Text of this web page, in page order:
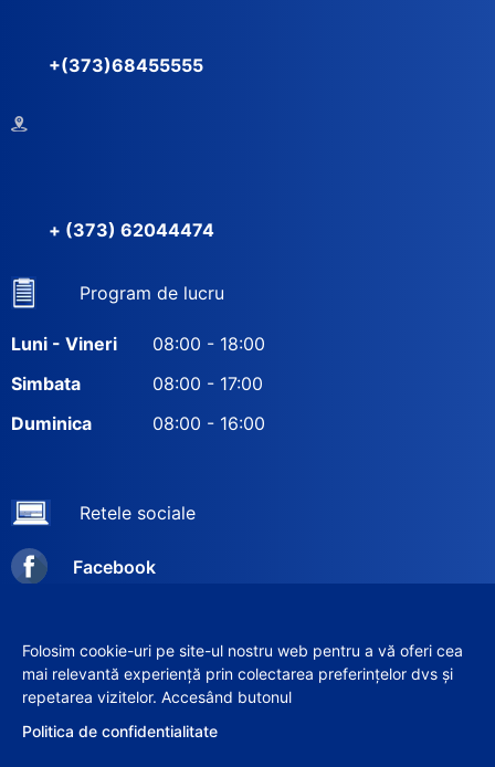
+(373)68455555
+ (373) 62044474
Program de lucru
Luni - Vineri
08:00 - 18:00
Simbata
08:00 - 17:00
Duminica
08:00 - 16:00
Retele sociale
Facebook
© 2012–2026 SRL «VERIX-GRUP»
Folosim cookie-uri pe site-ul nostru web pentru a vă oferi cea
mai relevantă experiență prin colectarea preferințelor dvs și
repetarea vizitelor. Accesând butonul
Politica de confidentialitate